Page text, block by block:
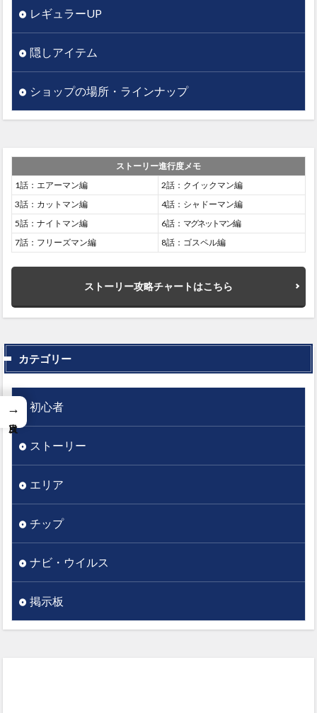
レギュラーUP
隠しアイテム
ショップの場所・ラインナップ
ストーリー進行度メモ
1話：エアーマン編
2話：クイックマン編
3話：カットマン編
4話：シャドーマン編
5話：ナイトマン編
6話： マグネットマン編
7話：フリーズマン編
8話：ゴスペル編
ストーリー攻略チャートはこちら
カテゴリー
初心者
ストーリー
エリア
チップ
ナビ・ウイルス
掲示板
→